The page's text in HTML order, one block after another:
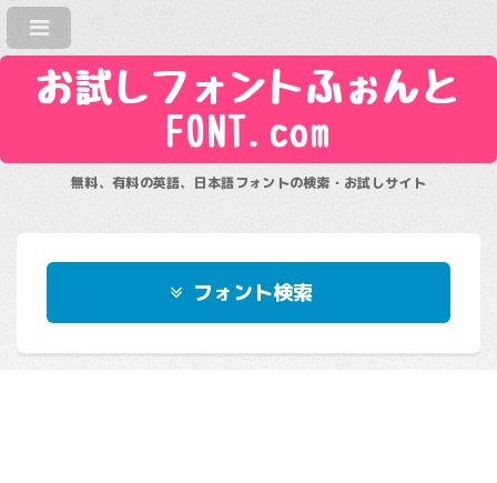
お試しフォントふぉんと
FONT.com
無料、有料の英語、日本語フォントの検索・お試しサイト
フォント検索